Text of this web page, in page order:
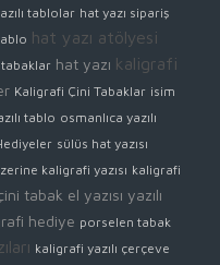
tablolar hat yazı sipariş
hat yazı atölyesi
tabaklar hat yazı kaligrafi
Kaligrafi Çini Tabaklar isim
tablo osmanlıca yazılı
sülüs hat yazısı
kaligrafi yazısı kaligrafi
tabak el yazısı yazılı
hediye porselen tabak
kaligrafi yazılı çerçeve